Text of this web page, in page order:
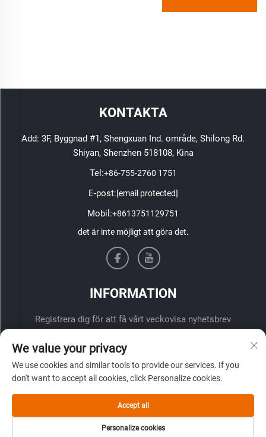
KONTAKTA
Add: 3F, Byggnad #1, Shengxuan Ind. område, Shilong Rd.
Shiyan, Shenzhen 518108, Kina
Tel:+86-755-2760 1751
E-post:[email protected]
Mobil:+8613751129751
det är inte möjligt att göra det.
INFORMATION
Registrera dig för att få vårt veckovisa nyhetsbrev
ÖVERLÄMNA
We value your privacy
We use cookies and similar tools to provide our services. If you
don't want to accept all cookies, click Personalize cookies.
Personalize cookies
Accept all